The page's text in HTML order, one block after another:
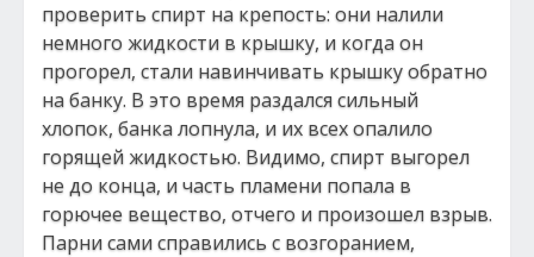
проверить спирт на крепость: они налили
немного жидкости в крышку, и когда он
прогорел, стали навинчивать крышку обратно
на банку. В это время раздался сильный
хлопок, банка лопнула, и их всех опалило
горящей жидкостью. Видимо, спирт выгорел
не до конца, и часть пламени попала в
горючее вещество, отчего и произошел взрыв.
Парни сами справились с возгоранием,